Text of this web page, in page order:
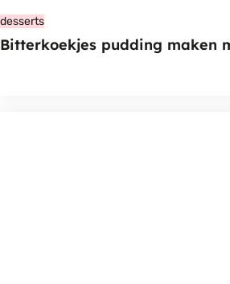
desserts
Bitterkoekjes pudding maken